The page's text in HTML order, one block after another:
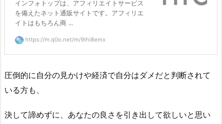
インフォトップは、アフィリエイトサービス
を備えたネット通販サイトです。アフィリエ
イトはもちろん商 ...
https://m.q0o.net/m/9lhi8emx
圧倒的に自分の見かけや経済で自分はダメだと判断されて
いる方も、
決して諦めずに、あなたの良さを引き出して欲しいと思い